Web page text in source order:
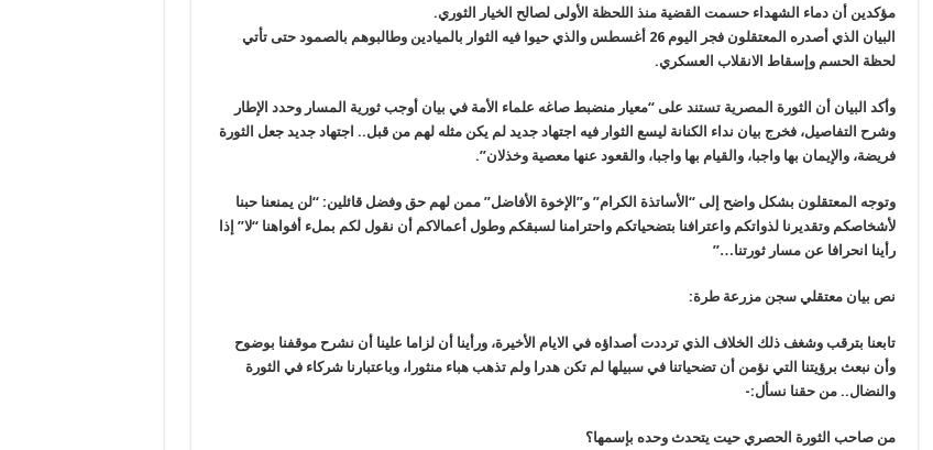
مؤكدين أن دماء الشهداء حسمت القضية منذ اللحظة الأولى لصالح الخيار الثوري.
البيان الذي أصدره المعتقلون فجر اليوم 26 أغسطس والذي حيوا فيه الثوار بالميادين وطالبوهم بالصمود حتى تأتي
لحظة الحسم وإسقاط الانقلاب العسكري.
وأكد البيان أن الثورة المصرية تستند على “معيار منضبط صاغه علماء الأمة في بيان أوجب ثورية المسار وحدد الإطار
وشرح التفاصيل، فخرج بيان نداء الكنانة ليسع الثوار فيه اجتهاد جديد لم يكن مثله لهم من قبل.. اجتهاد جديد جعل الثورة
فريضة، والإيمان بها واجبا، والقيام بها واجبا، والقعود عنها معصية وخذلان”.
وتوجه المعتقلون بشكل واضح إلى “الأساتذة الكرام” و”الإخوة الأفاضل” ممن لهم حق وفضل قائلين: “لن يمنعنا حبنا
لأشخاصكم وتقديرنا لذواتكم واعترافنا بتضحياتكم واحترامنا لسبقكم وطول أعمالاكم أن نقول لكم بملء أفواهنا “لا” إذا
رأينا انحرافا عن مسار ثورتنا…”
نص بيان معتقلي سجن مزرعة طرة:
تابعنا بترقب وشغف ذلك الخلاف الذي ترددت أصداؤه في الايام الأخيرة، ورأينا أن لزاما علينا أن نشرح موقفنا بوضوح
وأن نبعث برؤيتنا التي نؤمن أن تضحياتنا في سبيلها لم تكن هدرا ولم تذهب هباء منثورا، وباعتبارنا شركاء في الثورة
والنضال.. من حقنا نسأل:-
من صاحب الثورة الحصري حيت يتحدث وحده بإسمها؟